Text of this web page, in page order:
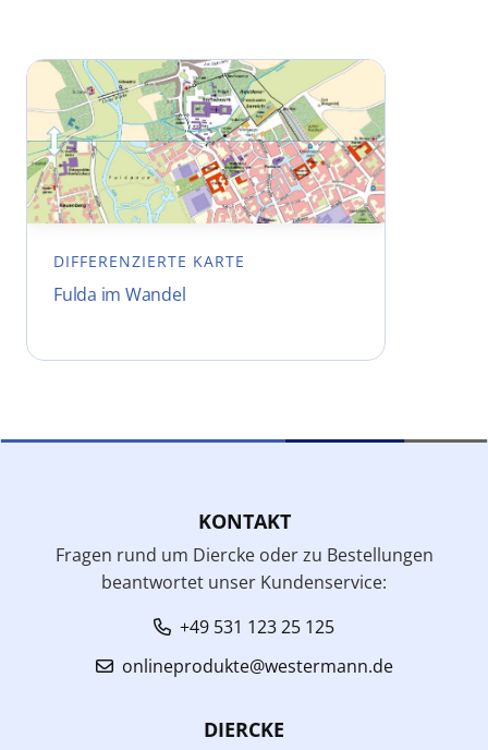
DIFFERENZIERTE KARTE
Fulda im Wandel
KONTAKT
Fragen rund um Diercke oder zu Bestellungen
beantwortet unser Kundenservice:
+49 531 123 25 125
onlineprodukte@westermann.de
DIERCKE